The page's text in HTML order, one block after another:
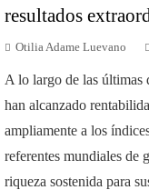
resultados
Otilia Adame Luevano
A lo largo de las últimas
han alcanzado
ampliamente a los
referentes mundiales de
riqueza sostenida para